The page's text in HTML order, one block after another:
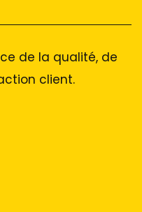
de la qualité, de
client.